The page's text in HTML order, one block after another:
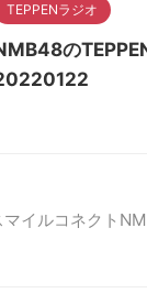
TEPPENラジオ
の
マイルコネクト